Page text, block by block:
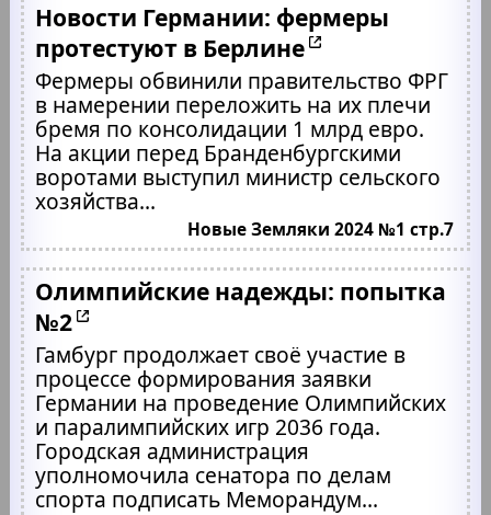
Новости Германии: фермеры
протестуют в Берлине
Фермеры обвинили правительство ФРГ
в намерении переложить на их плечи
бремя по консолидации 1 млрд евро.
На акции перед Бранденбургскими
воротами выступил министр сельского
хозяйства...
Новые Земляки 2024 №1 стр.7
Олимпийские надежды: попытка
№2
Гамбург продолжает своё участие в
процессе формирования заявки
Германии на проведение Олимпийских
и паралимпийских игр 2036 года.
Городская администрация
уполномочила сенатора по делам
спорта подписать Меморандум...